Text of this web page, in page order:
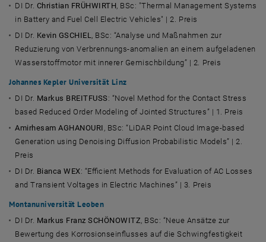
DI Dr. Christian FRÜHWIRTH , BSc: "Thermal Management Systems
in Battery and Fuel Cell Electric Vehicles" | 2. Preis
DI Dr. Kevin GSCHIEL
, BSc: “Analyse und Maßnahmen zur
Reduzierung von Verbrennungs-anomalien an einem aufgeladenen
Wasserstoffmotor mit innerer Gemischbildung” | 2. Preis
Johannes Kepler Universität Linz
DI Dr. Markus BREITFUSS : “Novel Method for the Contact Stress
based Reduced Order Modeling of Jointed Structures” | 1. Preis
Amirhesam AGHANOURI , BSc:“LiDAR Point Cloud Image-based
Generation using Denoising Diffusion Probabilistic Models” | 2.
Preis
DI Dr. Bianca WEX: “Efficient Methods for Evaluation of AC Losses
and Transient Voltages in Electric Machines” | 3. Preis
Montanuniversität Leoben
DI Dr. Markus Franz SCHÖNOWITZ , BSc: “Neue Ansätze zur
Bewertung des Korrosionseinflusses auf die Schwingfestigkeit